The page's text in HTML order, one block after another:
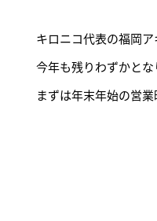
キロニコ代表の福岡ア
今年も残りわずかとな
まずは年末年始の営